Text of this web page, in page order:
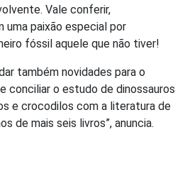
Vale conferir,
paixão especial por
fóssil aquele que não tiver!
também novidades para o
conciliar o estudo de dinossauros
e crocodilos com a literatura de
de mais seis livros”, anuncia.